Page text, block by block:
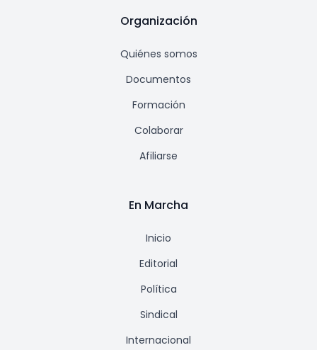
Organización
Quiénes somos
Documentos
Formación
Colaborar
Afiliarse
En Marcha
Inicio
Editorial
Política
Sindical
Internacional